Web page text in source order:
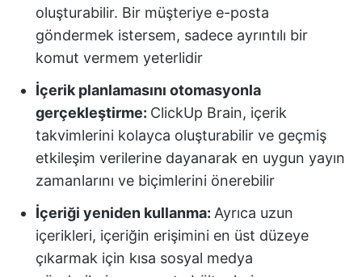
oluşturabilir. Bir müşteriye e-posta
göndermek istersem, sadece ayrıntılı bir
komut vermem yeterlidir
İçerik planlamasını otomasyonla
gerçekleştirme: ClickUp Brain, içerik
takvimlerini kolayca oluşturabilir ve geçmiş
etkileşim verilerine dayanarak en uygun yayın
zamanlarını ve biçimlerini önerebilir
İçeriği yeniden kullanma: Ayrıca uzun
içerikleri, içeriğin erişimini en üst düzeye
çıkarmak için kısa sosyal medya